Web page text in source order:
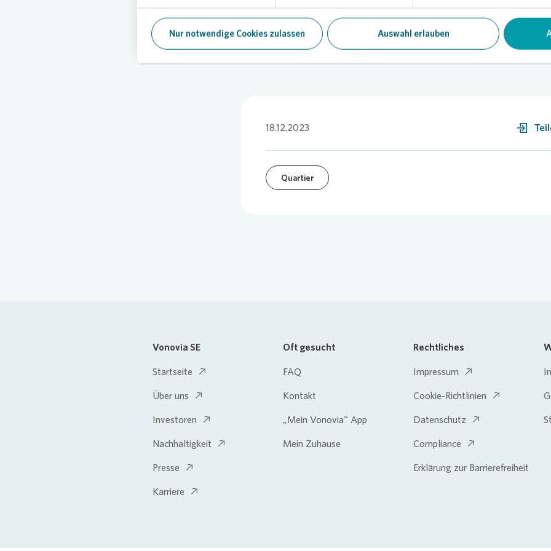
Nur notwendige Cookies zulassen Auswahl erlauben
18.12.2023
Quartier
Vonovia SE
Startseite
Über uns
Investoren
Nachhaltigkeit
Presse
Karriere
Oft gesucht
FAQ
Kontakt
„Mein Vonovia“ App
Mein Zuhause
Rechtliches
Impressum
Cookie-Richtlinien
Datenschutz
Compliance
Erklärung zur Barrierefreiheit